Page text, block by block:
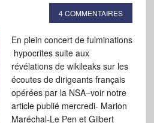
4 COMMENTAIRES
En plein concert de fulminations
hypocrites suite aux
révélations de wikileaks sur les
écoutes de dirigeants français
opérées par la NSA–voir notre
article publié mercredi- Marion
Maréchal-Le Pen et Gilbert